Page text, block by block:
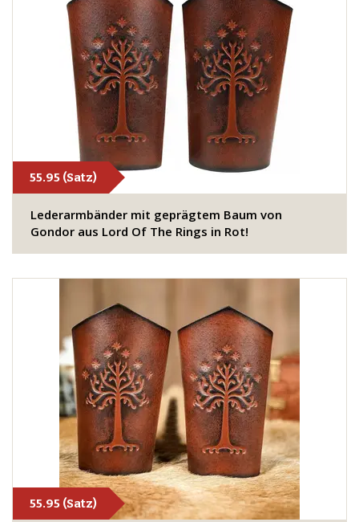
55.95 (Satz)
​Lederarmbänder mit geprägtem Baum von
Gondor aus Lord Of The Rings in Rot!
55.95 (Satz)